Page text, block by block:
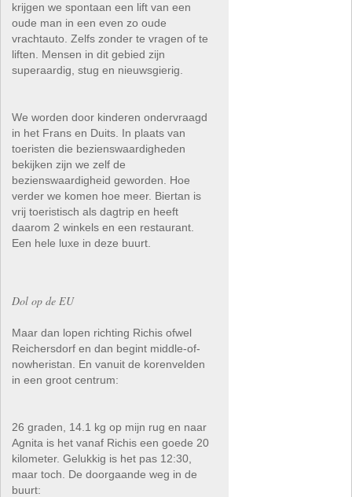
krijgen we spontaan een lift van een
oude man in een even zo oude
vrachtauto. Zelfs zonder te vragen of te
liften. Mensen in dit gebied zijn
superaardig, stug en nieuwsgierig.
We worden door kinderen ondervraagd
in het Frans en Duits. In plaats van
toeristen die bezienswaardigheden
bekijken zijn we zelf de
bezienswaardigheid geworden. Hoe
verder we komen hoe meer. Biertan is
vrij toeristisch als dagtrip en heeft
daarom 2 winkels en een restaurant.
Een hele luxe in deze buurt.
Dol op de EU
Maar dan lopen richting Richis ofwel
Reichersdorf en dan begint middle-of-
nowheristan. En vanuit de korenvelden
in een groot centrum:
26 graden, 14.1 kg op mijn rug en naar
Agnita is het vanaf Richis een goede 20
kilometer. Gelukkig is het pas 12:30,
maar toch. De doorgaande weg in de
buurt: